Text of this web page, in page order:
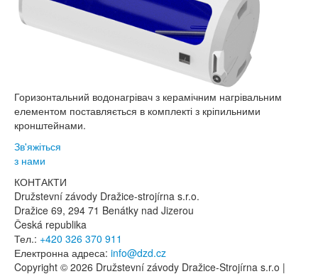
Горизонтальний водонагрівач з керамічним нагрівальним
елементом поставляється в комплекті з кріпильними
кронштейнами.
Зв'яжіться
з нами
КОНТАКТИ
Družstevní závody Dražice-strojírna s.r.o.
Dražice 69, 294 71 Benátky nad Jizerou
Česká republika
Тел.: +420 326 370 911
Електронна адреса: info@dzd.cz
Copyright © 2026 Družstevní závody Dražice-Strojírna s.r.o |